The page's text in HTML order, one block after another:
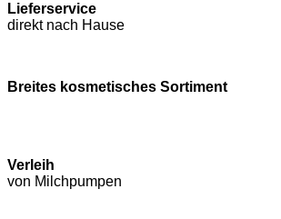
Lieferservice
direkt nach Hause
Breites kosmetisches Sortiment
Verleih
von Milchpumpen